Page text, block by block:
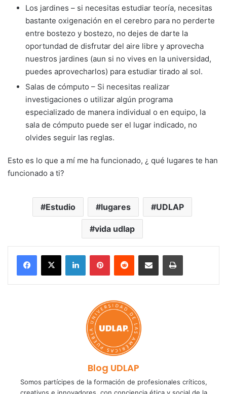
Los jardines – si necesitas estudiar teoría, necesitas
bastante oxigenación en el cerebro para no perderte
entre bostezo y bostezo, no dejes de darte la
oportundad de disfrutar del aire libre y aprovecha
nuestros jardines (aun si no vives en la universidad,
puedes aprovecharlos) para estudiar tirado al sol.
Salas de cómputo – Si necesitas realizar
investigaciones o utilizar algún programa
especializado de manera individual o en equipo, la
sala de cómputo puede ser el lugar indicado, no
olvides seguir las reglas.
Esto es lo que a mí me ha funcionado, ¿ qué lugares te han
funcionado a ti?
Estudio lugares UDLAP
vida udlap
LinkedInPinterestReddit Share via Email Print
Blog UDLAP
Somos partícipes de la formación de profesionales críticos,